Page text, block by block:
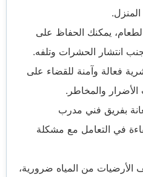
يمكنك الحفاظ على
انتشار الحشرات وتلفه.
فعالة وآمنة للقضاء على
والمخاطر.
بفريق فني مدرب
في التعامل مع مشكلة
الأرضيات من المياه ضرورية،